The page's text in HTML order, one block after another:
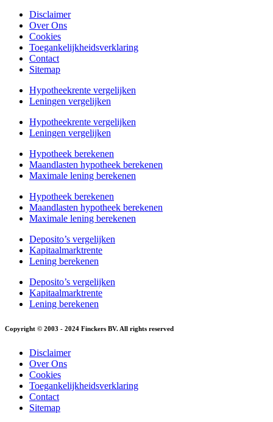
Disclaimer
Over Ons
Cookies
Toegankelijkheidsverklaring
Contact
Sitemap
Hypotheekrente vergelijken
Leningen vergelijken
Hypotheekrente vergelijken
Leningen vergelijken
Hypotheek berekenen
Maandlasten hypotheek berekenen
Maximale lening berekenen
Hypotheek berekenen
Maandlasten hypotheek berekenen
Maximale lening berekenen
Deposito’s vergelijken
Kapitaalmarktrente
Lening berekenen
Deposito’s vergelijken
Kapitaalmarktrente
Lening berekenen
Copyright © 2003 - 2024 Finckers BV. All rights reserved
Disclaimer
Over Ons
Cookies
Toegankelijkheidsverklaring
Contact
Sitemap